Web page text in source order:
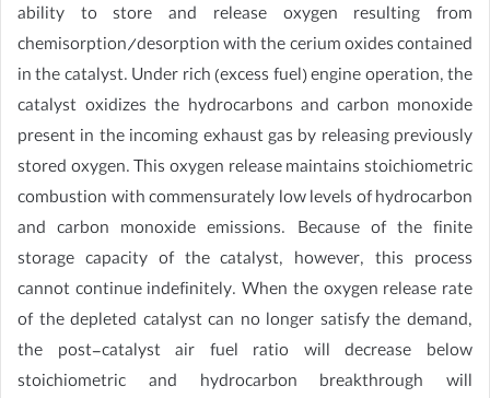
ability to store and release oxygen resulting from
chemisorption/desorption with the cerium oxides contained
in the catalyst. Under rich (excess fuel) engine operation, the
catalyst oxidizes the hydrocarbons and carbon monoxide
present in the incoming exhaust gas by releasing previously
stored oxygen. This oxygen release maintains stoichiometric
combustion with commensurately low levels of hydrocarbon
and carbon monoxide emissions. Because of the finite
storage capacity of the catalyst, however, this process
cannot continue indefinitely. When the oxygen release rate
of the depleted catalyst can no longer satisfy the demand,
the post-catalyst air fuel ratio will decrease below
stoichiometric and hydrocarbon breakthrough will